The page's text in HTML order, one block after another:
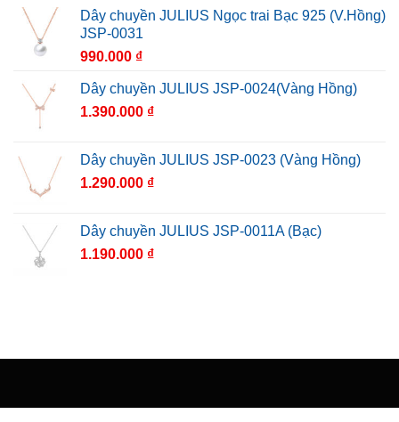
Dây chuyền JULIUS Ngọc trai Bạc 925 (V.Hồng)
JSP-0031
990.000 ₫
Dây chuyền JULIUS JSP-0024(Vàng Hồng)
1.390.000 ₫
Dây chuyền JULIUS JSP-0023 (Vàng Hồng)
1.290.000 ₫
Dây chuyền JULIUS JSP-0011A (Bạc)
1.190.000 ₫